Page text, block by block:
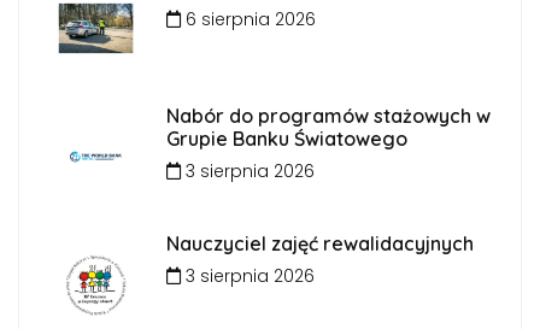
6 sierpnia 2026
Nabór do programów stażowych w
Grupie Banku Światowego
3 sierpnia 2026
Nauczyciel zajęć rewalidacyjnych
3 sierpnia 2026